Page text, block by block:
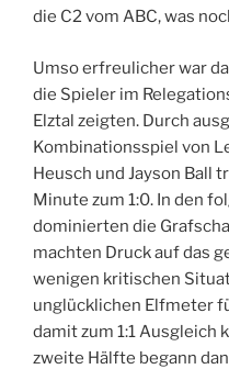
die C2 vom ABC, was
Umso erfreulicher war
die Spieler im
Elztal zeigten. Durch
Kombinationsspiel von
Heusch und Jayson Ball
Minute zum 1:0. In den
dominierten die
machten Druck auf das
wenigen kritischen
unglücklichen Elfmeter
damit zum 1:1 Ausgleich
zweite Hälfte begann